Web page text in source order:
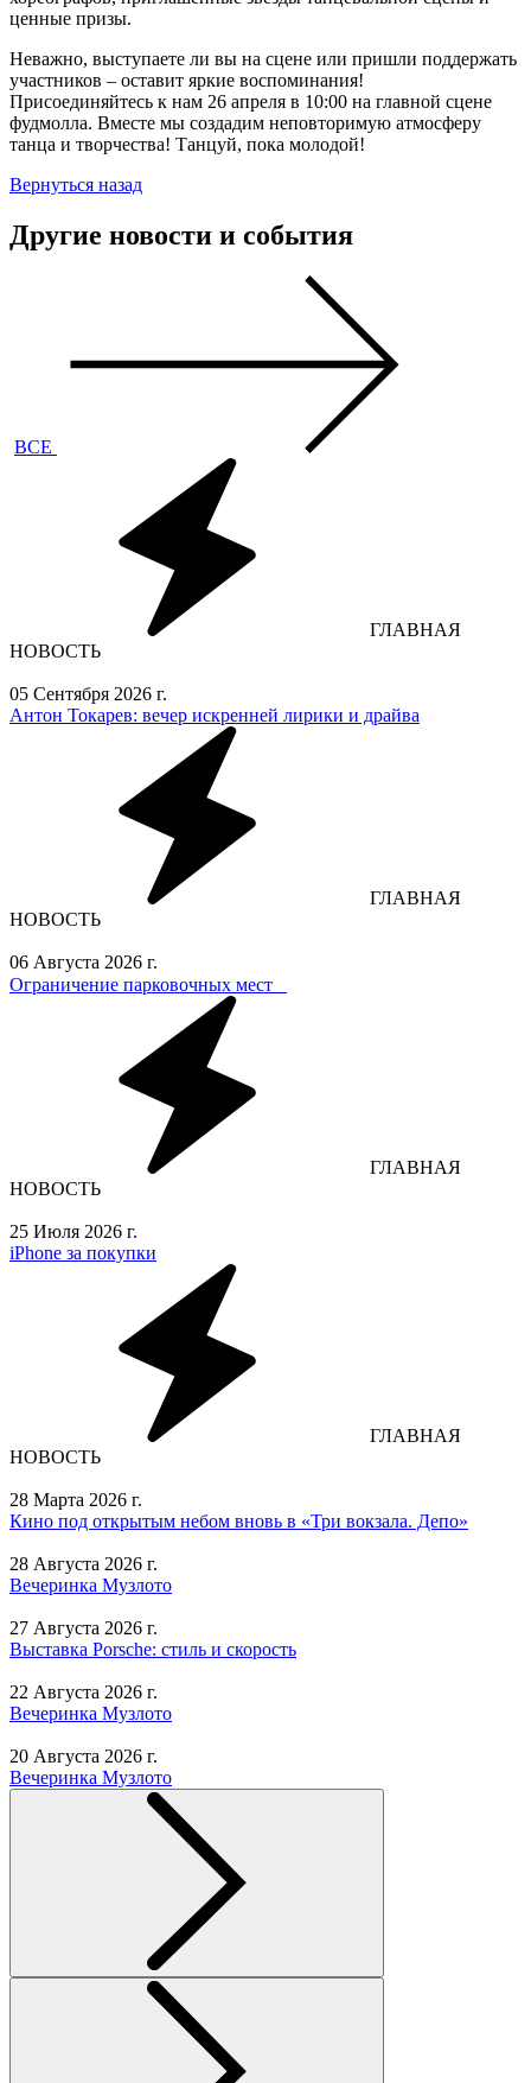
ценные призы.
Неважно, выступаете ли вы на сцене или пришли поддержать
участников – оставит яркие воспоминания!
Присоединяйтесь к нам 26 апреля в 10:00 на главной сцене
фудмолла. Вместе мы создадим неповторимую атмосферу
танца и творчества! Танцуй, пока молодой!
Вернуться назад
Другие новости и события
ВСЕ
ГЛАВНАЯ
НОВОСТЬ
05 Сентября 2026 г.
Антон Токарев: вечер искренней лирики и драйва
ГЛАВНАЯ
НОВОСТЬ
06 Августа 2026 г.
Ограничение парковочных мест⁣⁣⠀
ГЛАВНАЯ
НОВОСТЬ
25 Июля 2026 г.
iPhone за покупки
ГЛАВНАЯ
НОВОСТЬ
28 Марта 2026 г.
Кино под открытым небом вновь в «Три вокзала. Депо»
28 Августа 2026 г.
Вечеринка Музлото
27 Августа 2026 г.
Выставка Porsche: стиль и скорость
22 Августа 2026 г.
Вечеринка Музлото
20 Августа 2026 г.
Вечеринка Музлото